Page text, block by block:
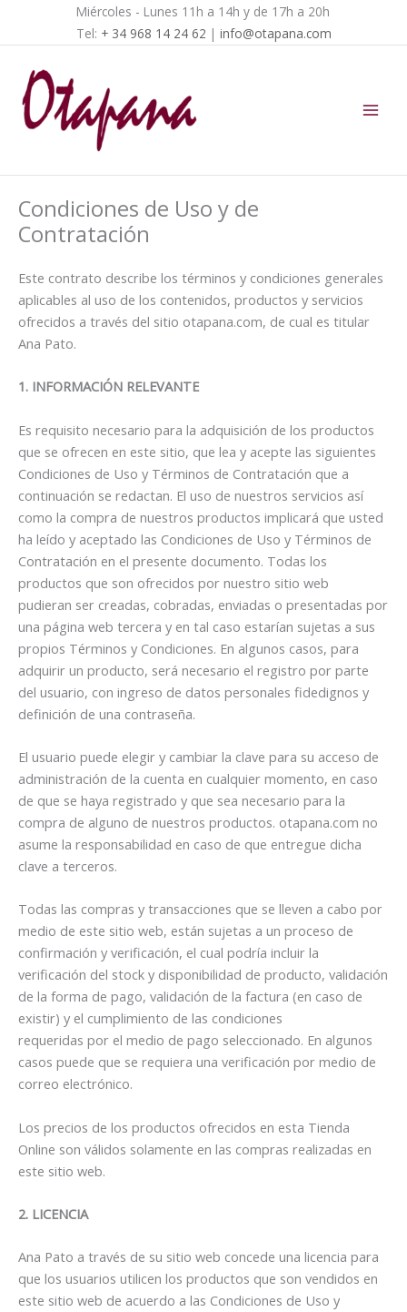
Miércoles - Lunes 11h a 14h y de 17h a 20h
Tel: + 34 968 14 24 62 | info@otapana.com
Condiciones de Uso y de
Contratación
Este contrato describe los términos y condiciones generales
aplicables al uso de los contenidos, productos y servicios
ofrecidos a través del sitio otapana.com, de cual es titular
Ana Pato.
1. INFORMACIÓN RELEVANTE
Es requisito necesario para la adquisición de los productos
que se ofrecen en este sitio, que lea y acepte las siguientes
Condiciones de Uso y Términos de Contratación que a
continuación se redactan. El uso de nuestros servicios así
como la compra de nuestros productos implicará que usted
ha leído y aceptado las Condiciones de Uso y Términos de
Contratación en el presente documento. Todas los
productos que son ofrecidos por nuestro sitio web
pudieran ser creadas, cobradas, enviadas o presentadas por
una página web tercera y en tal caso estarían sujetas a sus
propios Términos y Condiciones. En algunos casos, para
adquirir un producto, será necesario el registro por parte
del usuario, con ingreso de datos personales fidedignos y
definición de una contraseña.
El usuario puede elegir y cambiar la clave para su acceso de
administración de la cuenta en cualquier momento, en caso
de que se haya registrado y que sea necesario para la
compra de alguno de nuestros productos. otapana.com no
asume la responsabilidad en caso de que entregue dicha
clave a terceros.
Todas las compras y transacciones que se lleven a cabo por
medio de este sitio web, están sujetas a un proceso de
confirmación y verificación, el cual podría incluir la
verificación del stock y disponibilidad de producto, validación
de la forma de pago, validación de la factura (en caso de
existir) y el cumplimiento de las condiciones
requeridas por el medio de pago seleccionado. En algunos
casos puede que se requiera una verificación por medio de
correo electrónico.
Los precios de los productos ofrecidos en esta Tienda
Online son válidos solamente en las compras realizadas en
este sitio web.
2. LICENCIA
Ana Pato a través de su sitio web concede una licencia para
que los usuarios utilicen los productos que son vendidos en
este sitio web de acuerdo a las Condiciones de Uso y